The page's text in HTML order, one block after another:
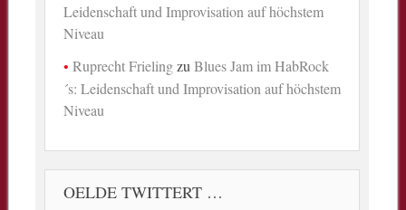
Leidenschaft und Improvisation auf höchstem
Niveau
Ruprecht FrielingzuBlues Jam im HabRock
´s: Leidenschaft und Improvisation auf höchstem
Niveau
OELDE TWITTERT …